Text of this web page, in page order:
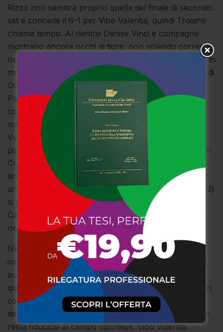
Rizzo non sembra proprio quella del finale di secondo
set e concede il 6-1 per Vibo Valentia, quindi Troiano
chiama tempo. Al rientro Denise Vinci e compagne
mostrano ancora occhi di tigre, non volendo correre
rischi: il vantaggio giallorosso (9-2 e 14-5) lo certifica in
modo eloquente, grazie anche al decisivo contributo di
Otta, brava a realizzare proprio gli anzidetti vantaggi.
Palermo sembra aver esaurito la verve che l’ha
contraddistinto finora. A poco serve il secondo time
out di Troiano (sul 17-7), diversi gli errori anche di
Vujevic che con Mercanti viene richiamata in
panchina, per l’ingesso dell’altra diagonale (Mancuso-
Cracolici). La Tonno Callipo non mostra sbavature,
anzi prosegue in discesa e con Cammisa, Macedo e
ancora la brava Otta (che chiude l’ultimo punto, 25-12)
si riporta in vantaggio 2-1. E l’occhio va sempre a
Catania, dove il Cus (avanti due set ad uno) conduce
nel quarto set per 20-16.
Nel quarto set al PalaValentia, Vibo Valentia parte
indietro (1-3) ma recupera subito con super-Macedo,
autrice di due primi tempi che valgono il 5-3. Ed in
questo momento da Catania arriva – almeno a noi altri
con un occhio sullo smartphone – l’auspicata notizia
del 3-1 finale del Cus (25-18 nel quarto set), per cui si
resta fiduciosi al campo vibonese. Vibo Valentia